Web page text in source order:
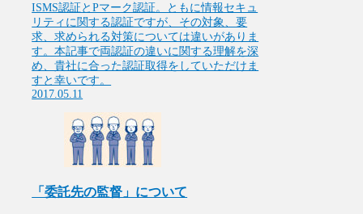
ISMS認証とPマーク認証。ともに情報セキュ
リティに関する認証ですが、その対象、要
求、求められる対策については違いがありま
す。本記事で両認証の違いに関する理解を深
め、貴社に合った認証取得をしていただけま
すと幸いです。
2017.05.11
「委託先の監督」について